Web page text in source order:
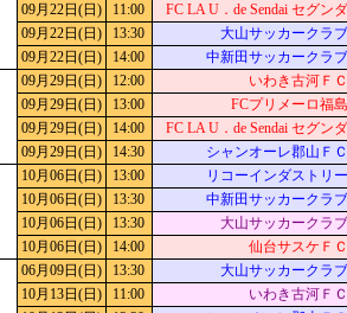
09月22日(日)
11:00
FC LA U．de Sendai セグンダ
09月22日(日)
13:30
大山サッカークラブ
09月22日(日)
14:00 中新田サッカークラブ
09月29日(日) 12:00
いわき古河ＦＣ
09月29日(日)
13:00
FCプリメーロ福島
09月29日(日)
14:00
FC LA U．de Sendai セグンダ
09月29日(日)
14:30 シャンオーレ郡山ＦＣ
10月06日(日) 13:00
リコーインダストリー
10月06日(日)
13:30
中新田サッカークラブ
10月06日(日)
13:30
大山サッカークラブ
10月06日(日)
14:00 仙台サスケＦＣ
06月09日(日) 13:30
大山サッカークラブ
10月13日(日)
11:00
いわき古河ＦＣ